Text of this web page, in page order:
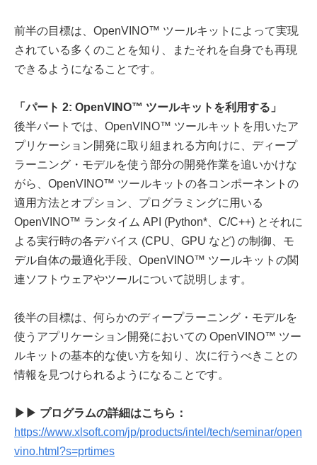
前半の目標は、OpenVINO™ ツールキットによって実現
されている多くのことを知り、またそれを自身でも再現
できるようになることです。
「パート 2: OpenVINO™ ツールキットを利用する」
後半パートでは、OpenVINO™ ツールキットを用いたア
プリケーション開発に取り組まれる方向けに、ディープ
ラーニング・モデルを使う部分の開発作業を追いかけな
がら、OpenVINO™ ツールキットの各コンポーネントの
適用方法とオプション、プログラミングに用いる
OpenVINO™ ランタイム API (Python*、C/C++) とそれに
よる実行時の各デバイス (CPU、GPU など) の制御、モ
デル自体の最適化手段、OpenVINO™ ツールキットの関
連ソフトウェアやツールについて説明します。
後半の目標は、何らかのディープラーニング・モデルを
使うアプリケーション開発においての OpenVINO™ ツー
ルキットの基本的な使い方を知り、次に行うべきことの
情報を見つけられるようになることです。
▶▶ プログラムの詳細はこちら：
https://www.xlsoft.com/jp/products/intel/tech/seminar/open
vino.html?s=prtimes